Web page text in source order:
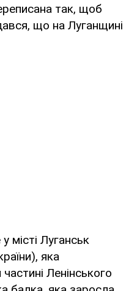
так, щоб
що на Луганщині
місті Луганськ
яка
Ленінського